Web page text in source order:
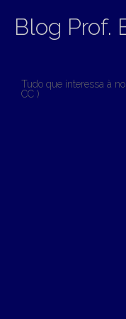
Blog Prof.
Tudo que interessa à
CC )